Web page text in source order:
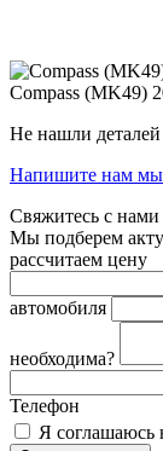
Compass (MK49)
Не нашли
Напишите нам
Свяжитесь с нами
Мы подберем
рассчитаем цену
автомобиля
необходима?
Телефон
Я соглашаюсь